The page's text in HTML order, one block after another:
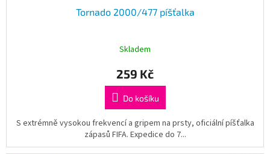
Tornado 2000/477 píšťalka
Skladem
259 Kč
Do košíku
S extrémně vysokou frekvencí a gripem na prsty, oficiální píšťalka
zápasů FIFA. Expedice do 7...